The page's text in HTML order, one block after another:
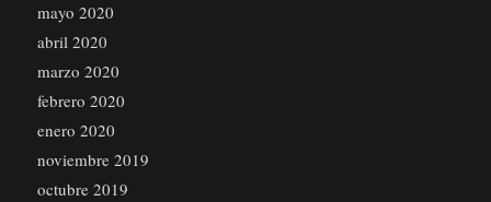
mayo 2020
abril 2020
marzo 2020
febrero 2020
enero 2020
noviembre 2019
octubre 2019